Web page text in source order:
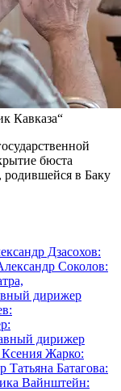
Кавказа“
бюста
родившейся в Баку
Дзасохов:
Соколов:
дирижер
дирижер
Ксения Жарко:
Татьяна Батагова:
Вайнштейн: